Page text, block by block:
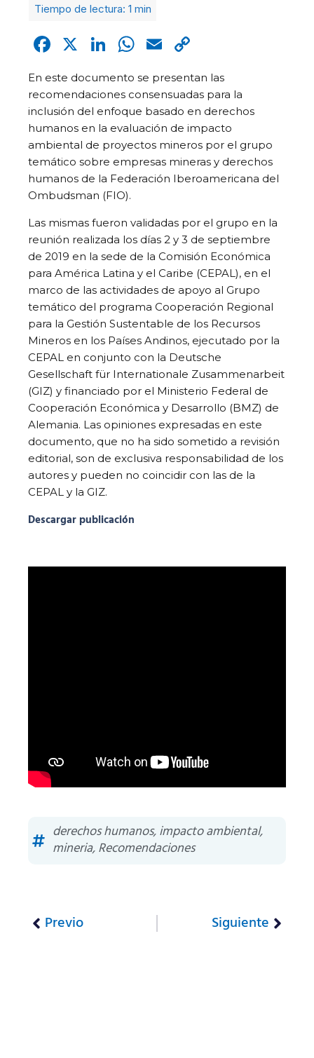
Facebook
X LinkedIn
WhatsApp
Email
Link
En este documento se presentan las
recomendaciones consensuadas para la
inclusión del enfoque basado en derechos
humanos en la evaluación de impacto
ambiental de proyectos mineros por el grupo
temático sobre empresas mineras y derechos
humanos de la Federación Iberoamericana del
Ombudsman (FIO).
Las mismas fueron validadas por el grupo en la
reunión realizada los días 2 y 3 de septiembre
de 2019 en la sede de la Comisión Económica
para América Latina y el Caribe (CEPAL), en el
marco de las actividades de apoyo al Grupo
temático del programa Cooperación Regional
para la Gestión Sustentable de los Recursos
Mineros en los Países Andinos, ejecutado por la
CEPAL en conjunto con la Deutsche
Gesellschaft für Internationale Zusammenarbeit
(GIZ) y financiado por el Ministerio Federal de
Cooperación Económica y Desarrollo (BMZ) de
Alemania. Las opiniones expresadas en este
documento, que no ha sido sometido a revisión
editorial, son de exclusiva responsabilidad de los
autores y pueden no coincidir con las de la
CEPAL y la GIZ.
Descargar publicación
derechos humanos,impacto ambiental,
mineria,Recomendaciones
Previo Siguiente